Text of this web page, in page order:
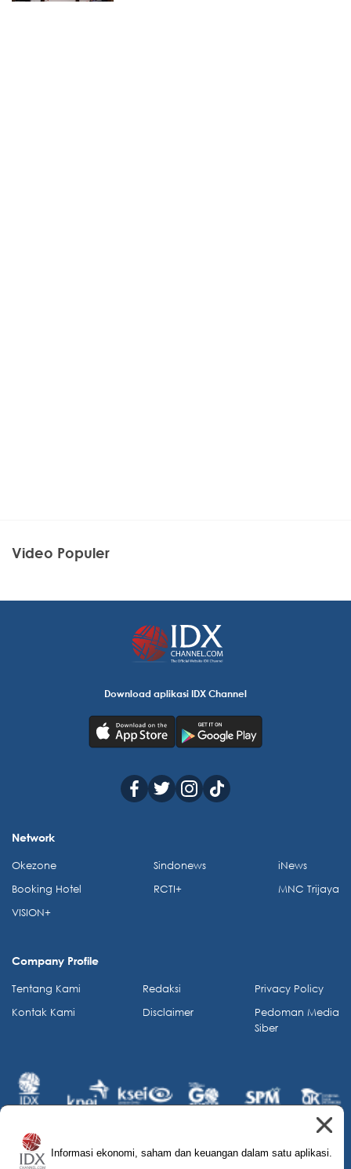
Video Populer
Informasi ekonomi, saham dan keuangan dalam satu aplikasi.
Download aplikasi IDX Channel
Network
Okezone
Booking Hotel
VISION+
Sindonews
RCTI+
iNews
MNC Trijaya
Company Profile
Tentang Kami
Kontak Kami
Redaksi
Disclaimer
Privacy Policy
Pedoman Media
Siber
© 2026 IDX Channel. All Rights Reserved.